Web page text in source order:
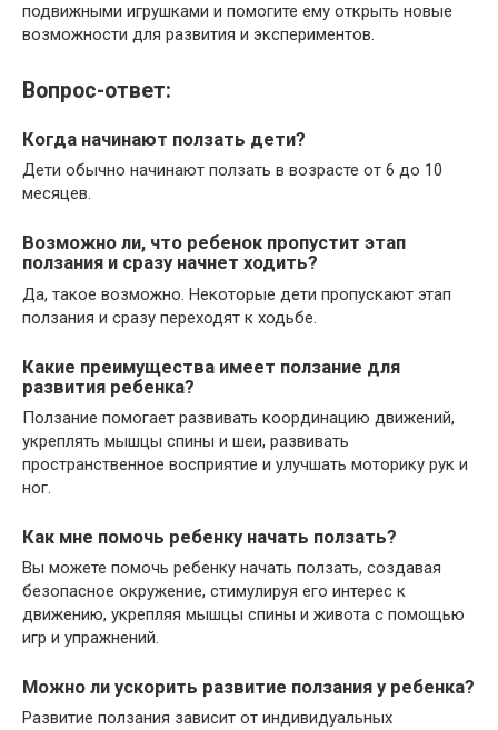
подвижными игрушками и помогите ему открыть новые
возможности для развития и экспериментов.
Вопрос-ответ:
Когда начинают ползать дети?
Дети обычно начинают ползать в возрасте от 6 до 10
месяцев.
Возможно ли, что ребенок пропустит этап
ползания и сразу начнет ходить?
Да, такое возможно. Некоторые дети пропускают этап
ползания и сразу переходят к ходьбе.
Какие преимущества имеет ползание для
развития ребенка?
Ползание помогает развивать координацию движений,
укреплять мышцы спины и шеи, развивать
пространственное восприятие и улучшать моторику рук и
ног.
Как мне помочь ребенку начать ползать?
Вы можете помочь ребенку начать ползать, создавая
безопасное окружение, стимулируя его интерес к
движению, укрепляя мышцы спины и живота с помощью
игр и упражнений.
Можно ли ускорить развитие ползания у ребенка?
Развитие ползания зависит от индивидуальных